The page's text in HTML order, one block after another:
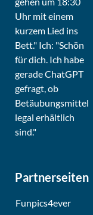
Partnerseiten
Funpics4ever